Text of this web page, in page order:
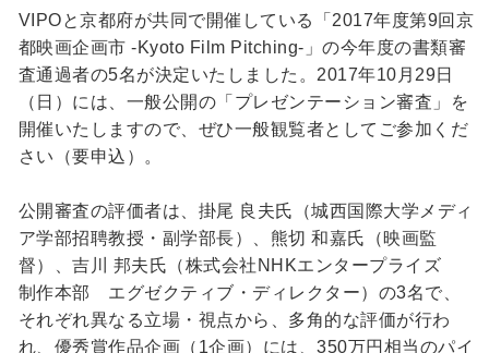
VIPOと京都府が共同で開催している「2017年度第9回京
都映画企画市 -Kyoto Film Pitching-」の今年度の書類審
査通過者の5名が決定いたしました。2017年10月29日
（日）には、一般公開の「プレゼンテーション審査」を
開催いたしますので、ぜひ一般観覧者としてご参加くだ
さい（要申込）。
公開審査の評価者は、掛尾 良夫氏（城西国際大学メディ
ア学部招聘教授・副学部長）、熊切 和嘉氏（映画監
督）、吉川 邦夫氏（株式会社NHKエンタープライズ
制作本部 エグゼクティブ・ディレクター）の3名で、
それぞれ異なる立場・視点から、多角的な評価が行わ
れ、優秀賞作品企画（1企画）には、350万円相当のパイ